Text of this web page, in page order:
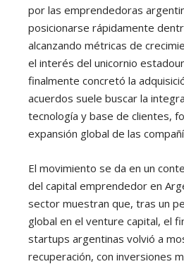
por las emprendedoras
posicionarse rápidamente
alcanzando métricas de
el interés del unicornio
finalmente concretó la
acuerdos suele buscar la
tecnología y base de clientes,
expansión global de las
El movimiento se da en un
del capital emprendedor en
sector muestran que, tras un
global en el venture capital, el
startups argentinas volvió a
recuperación, con inversiones